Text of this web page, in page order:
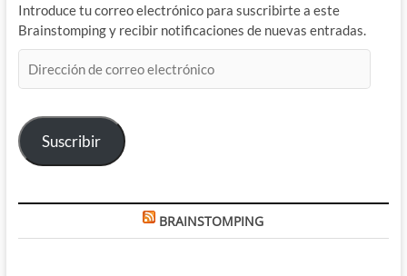
Introduce tu correo electrónico para suscribirte a este
Brainstomping y recibir notificaciones de nuevas entradas.
de
electrónico
Suscribir
BRAINSTOMPING